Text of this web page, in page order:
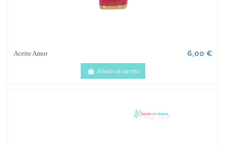
Aceite Amor 6,00 €
Añadir al carrito